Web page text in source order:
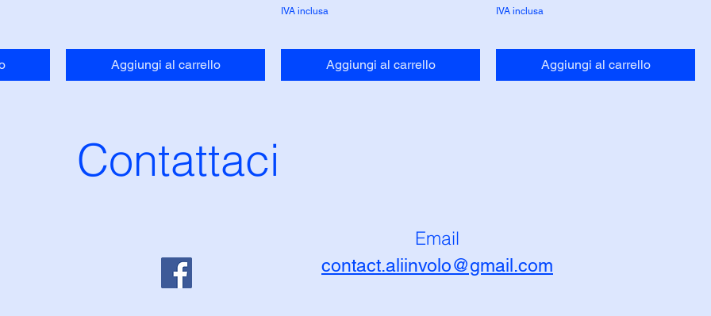
Aggiungi al carrello
IVA inclusa
Aggiungi al carrello
IVA inclusa
Aggiungi al carrello
Contattaci
Email
contact.aliinvolo@gmail.com